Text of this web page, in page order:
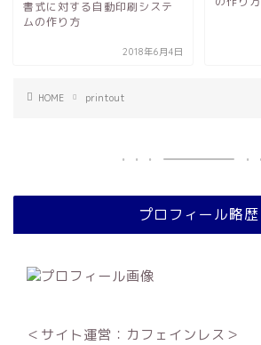
書式に対する自動印刷システ
ムの作り方
2018年6月4日
HOME printout
プロフィール略歴
＜サイト運営：カフェインレス＞